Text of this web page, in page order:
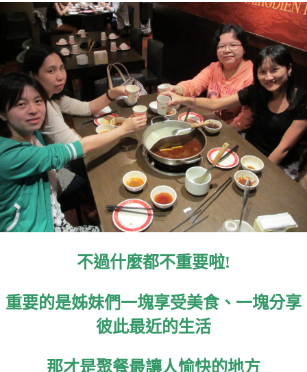
不過什麼都不重要啦!
重要的是姊妹們一塊享受美食、一塊分享
彼此最近的生活
那才是聚餐最讓人愉快的地方